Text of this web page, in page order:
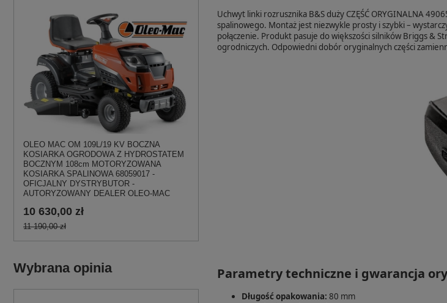
OLEO MAC OM 109L/19 KV BOCZNA
KOSIARKA OGRODOWA Z HYDROSTATEM
BOCZNYM 108cm MOTORYZOWANA
KOSIARKA SPALINOWA 68059017 -
OFICJALNY DYSTRYBUTOR -
AUTORYZOWANY DEALER OLEO-MAC
10 630,00 zł
11 190,00 zł
Wybrana opinia
Uchwyt linki rozrusznika B&S duży CZĘŚĆ ORYGINALNA
spalinowego. Montaż jest niezwykle prosty i szybki –
połączenie. Produkt pasuje do większości silników Briggs &
ogrodniczych. Odpowiedni dobór oryginalnych części
Parametry techniczne i gwarancja
Długość opakowania: 80 mm